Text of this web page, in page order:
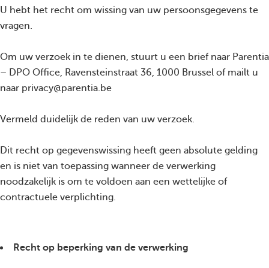
U hebt het recht om wissing van uw persoonsgegevens te
vragen.
Om uw verzoek in te dienen, stuurt u een brief naar Parentia
– DPO Office, Ravensteinstraat 36, 1000 Brussel of mailt u
naar privacy@parentia.be
Vermeld duidelijk de reden van uw verzoek.
Dit recht op gegevenswissing heeft geen absolute gelding
en is niet van toepassing wanneer de verwerking
noodzakelijk is om te voldoen aan een wettelijke of
contractuele verplichting.
Recht op beperking van de verwerking